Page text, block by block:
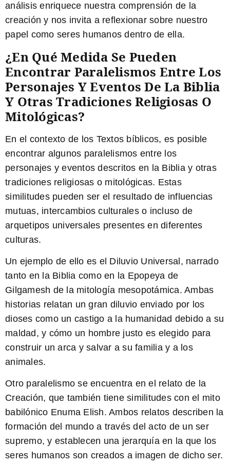
análisis enriquece nuestra comprensión de la
creación y nos invita a reflexionar sobre nuestro
papel como seres humanos dentro de ella.
¿En Qué Medida Se Pueden
Encontrar Paralelismos Entre Los
Personajes Y Eventos De La Biblia
Y Otras Tradiciones Religiosas O
Mitológicas?
En el contexto de los Textos bíblicos, es posible
encontrar algunos paralelismos entre los
personajes y eventos descritos en la Biblia y otras
tradiciones religiosas o mitológicas. Estas
similitudes pueden ser el resultado de influencias
mutuas, intercambios culturales o incluso de
arquetipos universales presentes en diferentes
culturas.
Un ejemplo de ello es el Diluvio Universal, narrado
tanto en la Biblia como en la Epopeya de
Gilgamesh de la mitología mesopotámica. Ambas
historias relatan un gran diluvio enviado por los
dioses como un castigo a la humanidad debido a su
maldad, y cómo un hombre justo es elegido para
construir un arca y salvar a su familia y a los
animales.
Otro paralelismo se encuentra en el relato de la
Creación, que también tiene similitudes con el mito
babilónico Enuma Elish. Ambos relatos describen la
formación del mundo a través del acto de un ser
supremo, y establecen una jerarquía en la que los
seres humanos son creados a imagen de dicho ser.